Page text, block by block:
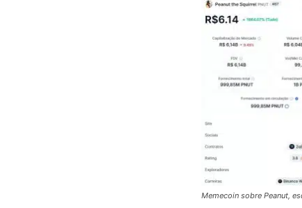
Memecoin sobre Peanut,